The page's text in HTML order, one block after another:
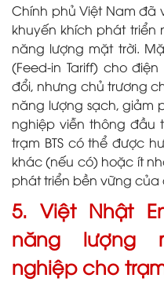
Chính phủ Việt Nam đã
khuyến khích phát
năng lượng mặt trời.
(Feed-in Tariff) cho
đổi, nhưng chủ trương
năng lượng sạch, giảm
nghiệp viễn thông đầu
trạm BTS có thể được
khác (nếu có) hoặc ít
phát triển bền vững của
5. Việt Nhật
năng lượng
nghiệp cho trạm